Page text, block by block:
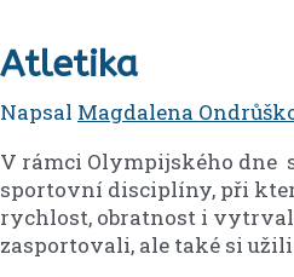
Atletika
Napsal Magdalena
V rámci Olympijského dne
sportovní disciplíny, při
rychlost, obratnost i
zasportovali, ale také si